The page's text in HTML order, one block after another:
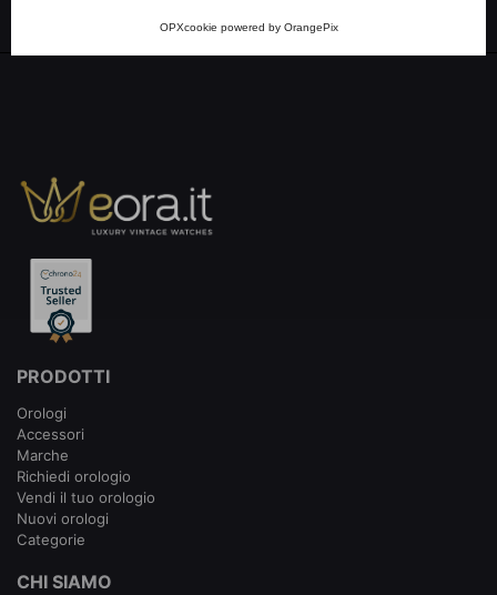
OPXcookie powered by OrangePix
PRODOTTI
Orologi
Accessori
Marche
Richiedi orologio
Vendi il tuo orologio
Nuovi orologi
Categorie
CHI SIAMO